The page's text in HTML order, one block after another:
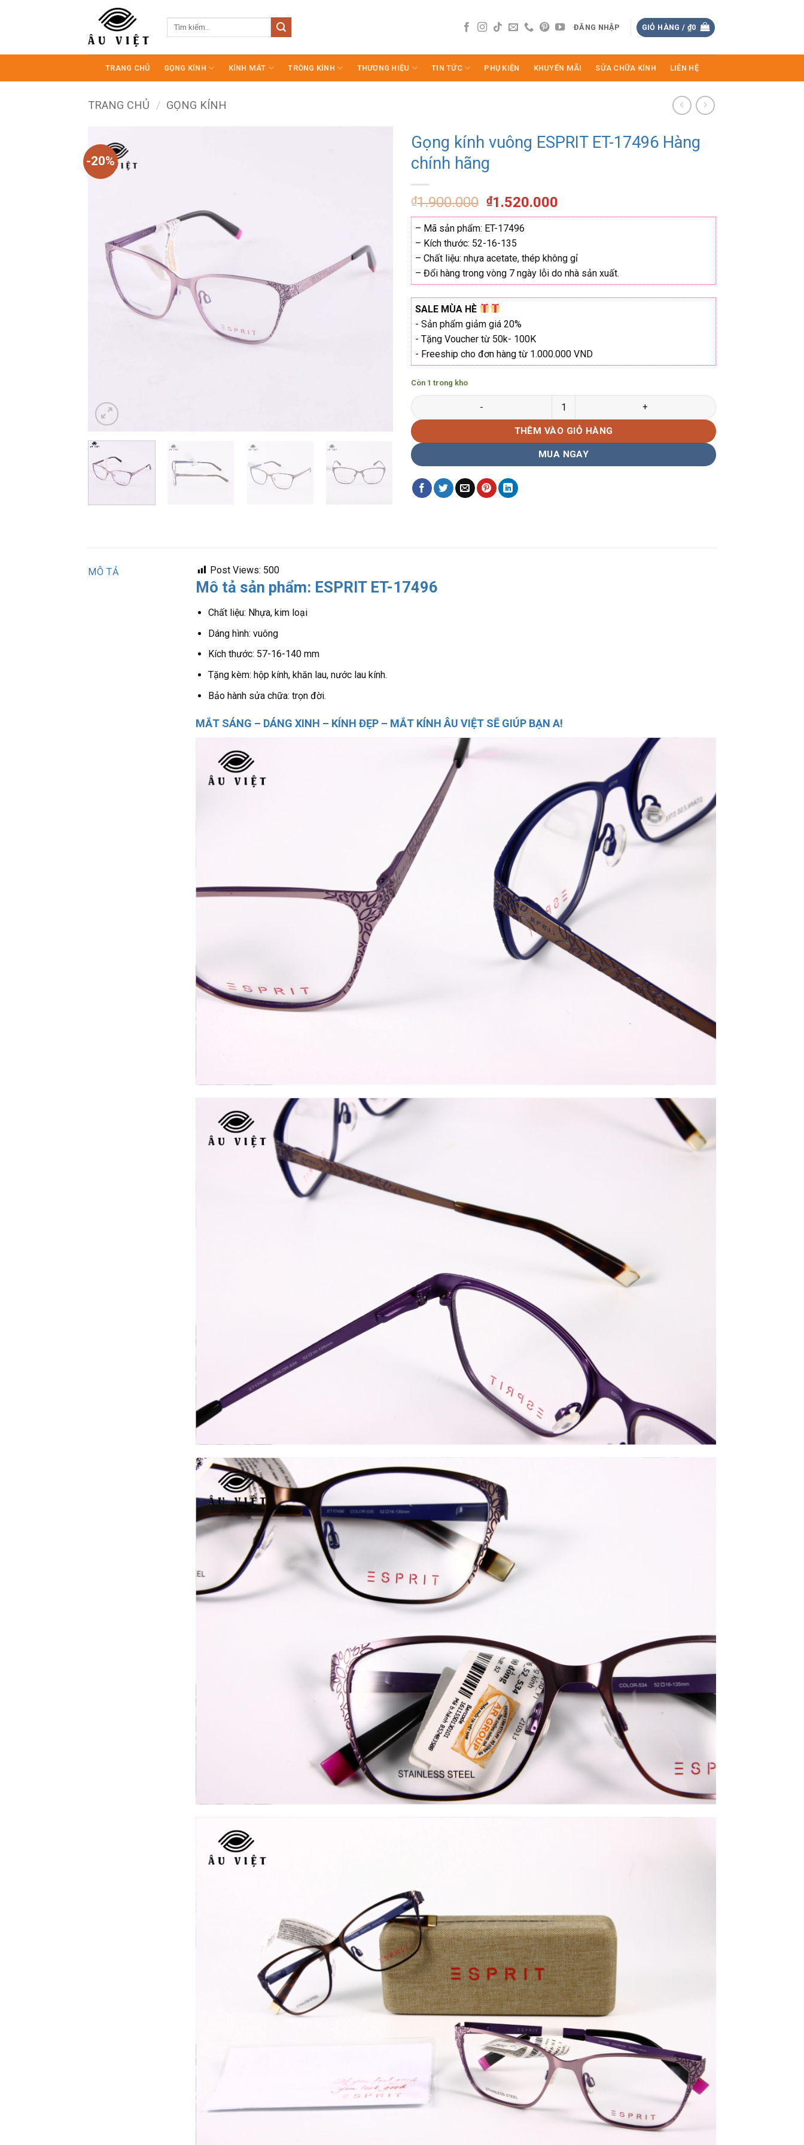
dung
Tìm
ĐĂNG NHẬP GIỎ HÀNG / ₫0
TRANG CHỦ GỌNG KÍNH KÍNH MÁT TRÒNG KÍNH THƯƠNG HIỆU TIN TỨC PHỤ KIỆN KHUYẾN MÃI SỬA CHỮA KÍNH LIÊN HỆ
TRANG CHỦ / GỌNG KÍNH
-20%
Gọng kính vuông ESPRIT ET-17496 Hàng
chính hãng
₫1.900.000 Giá
gốc
là:
₫1.900.000.
₫1.520.000
hiện
₫1.520.000.
– Mã sản phẩm: ET-17496
– Kích thước: 52-16-135
– Chất liệu: nhựa acetate, thép không gỉ
– Đổi hàng trong vòng 7 ngày lỗi do nhà sản xuất.
SALE MÙA HÈ
- Sản phẩm giảm giá 20%
- Tặng Voucher từ 50k- 100K
- Freeship cho đơn hàng từ 1.000.000 VND
Còn 1 trong kho
Gọng kính vuông ESPRIT ET-17496 Hàng chính hãng số lượng
THÊM VÀO GIỎ HÀNG
MUA NGAY
MÔ TẢ Post Views: 500
Mô tả sản phẩm: ESPRIT ET-17496
Chất liệu: Nhựa, kim loại
Dáng hình: vuông
Kích thước: 57-16-140 mm
Tặng kèm: hộp kính, khăn lau, nước lau kính.
Bảo hành sửa chữa: trọn đời.
MẮT SÁNG – DÁNG XINH – KÍNH ĐẸP – MẮT KÍNH ÂU VIỆT SẼ GIÚP BẠN A!